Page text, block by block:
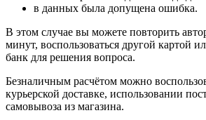
в данных была допущена ошибка.
В этом случае вы можете повторить
минут, воспользоваться другой картой
банк для решения вопроса.
Безналичным расчётом можно
курьерской доставке, использовании
самовывоза из магазина.